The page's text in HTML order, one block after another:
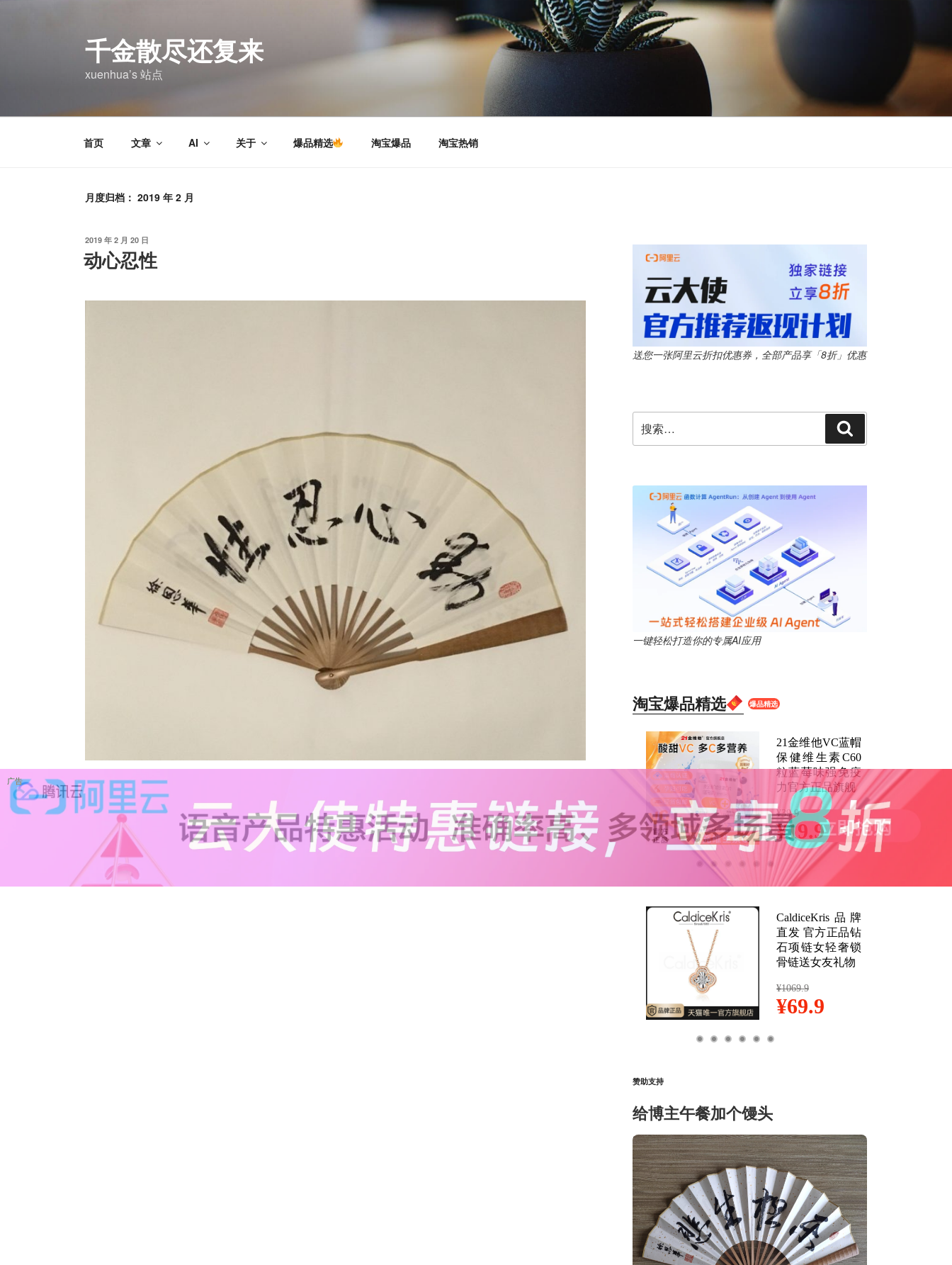
千金散尽还复来
xuenhua’s 站点
首页 文章 AI 关于 爆品精选 淘宝爆品 淘宝热销
月度归档： 2019 年 2 月
发
于
2019 年 2 月 20 日
动心忍性
送您一张阿里云折扣优惠券，全部产品享「8折」优惠
索：
索
一键轻松打造你的专属AI应用
淘宝爆品精选 爆品精选
赞助支持
给博主午餐加个馒头